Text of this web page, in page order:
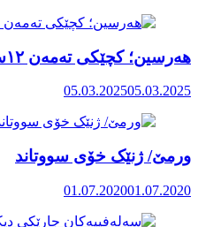
هەرسین؛ کچێکی تەمەن ١٢ساڵ دەبێتە قوربانی بەشوودانی زۆرەملی و توندووتیژی خێزانی
05.03.202505.03.2025
ورمێ/ ژنێک خۆی سووتاند
01.07.202001.07.2020